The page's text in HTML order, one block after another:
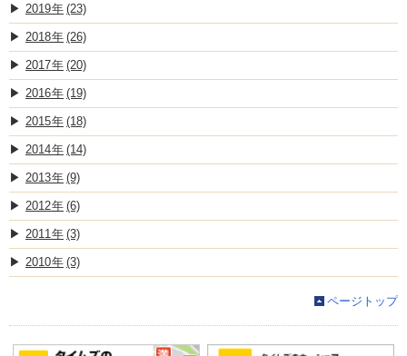
2019 (23)
2018 (26)
2017 (20)
2016 (19)
2015 (18)
2014 (14)
2013 (9)
2012 (6)
2011 (3)
2010 (3)
ページトップ